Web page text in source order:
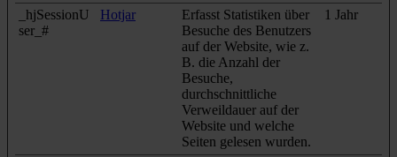
_hjSessionU
ser_#
Hotjar
Erfasst Statistiken über
Besuche des Benutzers
auf der Website, wie z.
B. die Anzahl der
Besuche,
durchschnittliche
Verweildauer auf der
Website und welche
Seiten gelesen wurden.
1 Jahr